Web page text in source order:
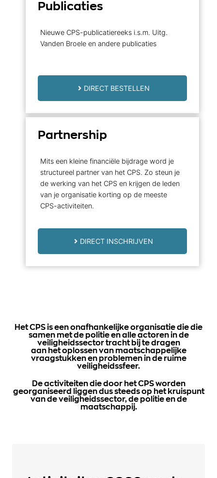
Publicaties
Nieuwe CPS-publicatiereeks i.s.m. Uitg.
Vanden Broele en andere publicaties
DIRECT BESTELLEN
Partnership
Mits een kleine financiële bijdrage word je
structureel partner van het CPS. Zo steun je
de werking van het CPS en krijgen de leden
van je organisatie korting op de meeste
CPS-activiteiten.
DIRECT INSCHRIJVEN
Het CPS is een onafhankelijke organisatie die die
samen met de politie en alle actoren in de
veiligheidssector tracht bij te dragen
aan het oplossen van maatschappelijke
vraagstukken en problemen in de ruime
veiligheidssfeer.
De activiteiten die door het CPS worden
georganiseerd liggen dus steeds op het kruispunt
van de veiligheidssector, de politie en de
maatschappij.